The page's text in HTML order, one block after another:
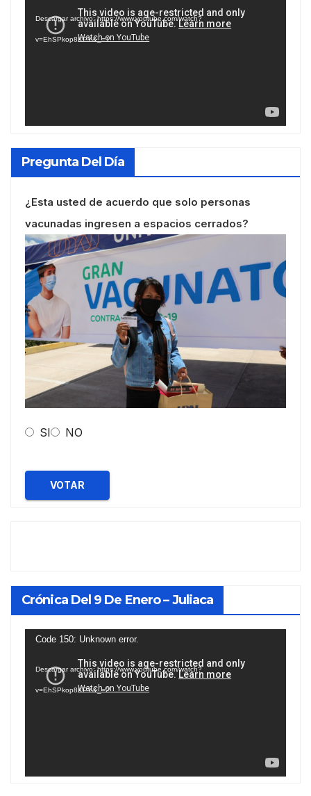
vídeo
Descargar archivo: https://www.youtube.com/watch?
v=EhSPkop8KPY&_=1
Pregunta Del Día
¿Esta usted de acuerdo que solo personas
vacunadas ingresen a espacios cerrados?
SI NO
VOTAR
Crónica Del 9 De Enero – Juliaca
Reproductor
vídeo
Code 150: Unknown error.
Descargar archivo: https://www.youtube.com/watch?
v=EhSPkop8KPY&_=2